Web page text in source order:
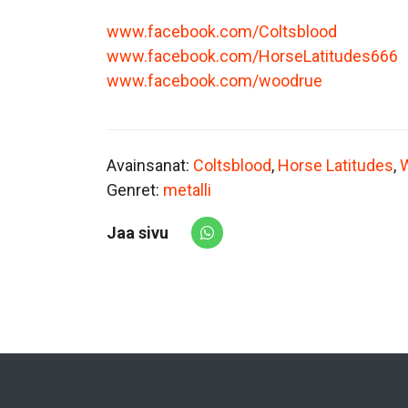
www.facebook.com/Coltsblood
www.facebook.com/HorseLatitudes666
www.facebook.com/woodrue
Avainsanat: Coltsblood, Horse Latitudes,
Genret: metalli
Jaa sivu
Share via Whatsapp